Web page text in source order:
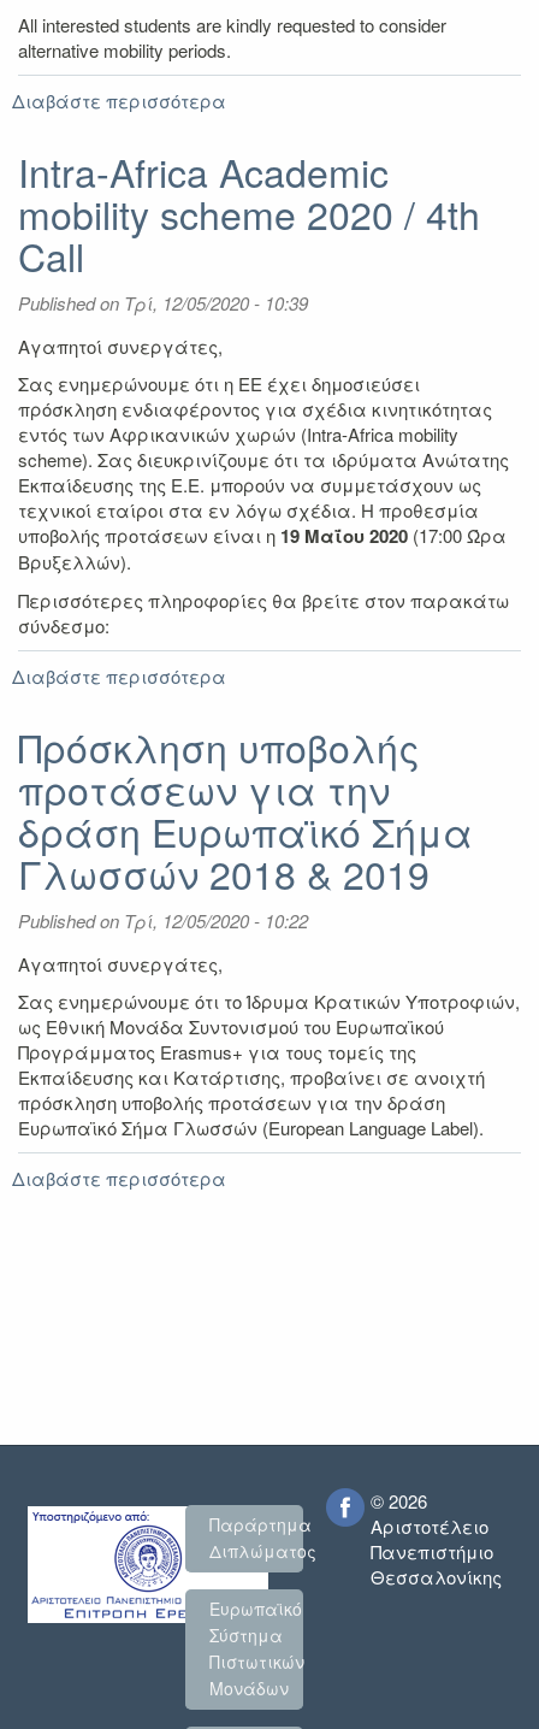
All interested students are kindly requested to consider
alternative mobility periods.
Διαβάστε περισσότερα
of
-
Intra-Africa Academic
mobility scheme 2020 / 4th
Call
Published on Τρί, 12/05/2020 - 10:39
Αγαπητοί συνεργάτες,
Σας ενημερώνουμε ότι η ΕΕ έχει δημοσιεύσει
πρόσκληση ενδιαφέροντος για σχέδια κινητικότητας
εντός των Αφρικανικών χωρών (Ιntra-Africa mobility
scheme). Σας διευκρινίζουμε ότι τα ιδρύματα Ανώτατης
Εκπαίδευσης της Ε.Ε. μπορούν να συμμετάσχουν ως
τεχνικοί εταίροι στα εν λόγω σχέδια. Η προθεσμία
υποβολής προτάσεων είναι η 19 Μαΐου 2020 (17:00 Ώρα
Βρυξελλών).
Περισσότερες πληροφορίες θα βρείτε στον παρακάτω
σύνδεσμο:
Διαβάστε περισσότερα
Academic
scheme
2020
/
4th
Πρόσκληση υποβολής
προτάσεων για την
δράση Ευρωπαϊκό Σήμα
Γλωσσών 2018 & 2019
Published on Τρί, 12/05/2020 - 10:22
Αγαπητoί συνεργάτες,
Σας ενημερώνουμε ότι το Ίδρυμα Κρατικών Υποτροφιών,
ως Εθνική Μονάδα Συντονισμού του Ευρωπαϊκού
Προγράμματος Erasmus+ για τους τομείς της
Εκπαίδευσης και Κατάρτισης, προβαίνει σε ανοιχτή
πρόσκληση υποβολής προτάσεων για την δράση
Ευρωπαϊκό Σήμα Γλωσσών (European Language Label).
Διαβάστε περισσότερα
Παράρτημα
Διπλώματος
Ευρωπαϊκό
Σύστημα
Πιστωτικών
Μονάδων
© 2026
Αριστοτέλειο
Πανεπιστήμιο
Θεσσαλονίκης